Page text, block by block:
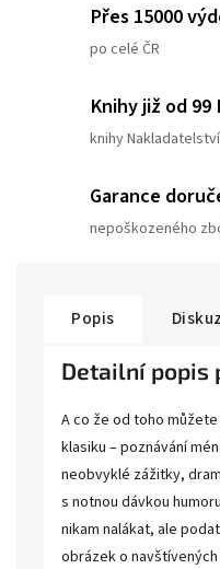
Přes 15000
po celé ČR
Knihy již od 99
knihy
Garance
nepoškozeného
Popis
Detailní popis
A co že od toho
klasiku – poznávání
neobvyklé zážitky,
s notnou dávkou
nikam nalákat, ale
obrázek o